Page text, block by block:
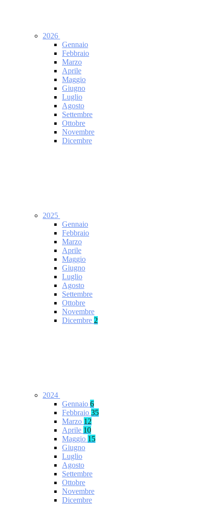
2026
Gennaio
Febbraio
Marzo
Aprile
Maggio
Giugno
Luglio
Agosto
Settembre
Ottobre
Novembre
Dicembre
2025
Gennaio
Febbraio
Marzo
Aprile
Maggio
Giugno
Luglio
Agosto
Settembre
Ottobre
Novembre
Dicembre 2
2024
Gennaio 6
Febbraio 35
Marzo 12
Aprile 10
Maggio 15
Giugno
Luglio
Agosto
Settembre
Ottobre
Novembre
Dicembre